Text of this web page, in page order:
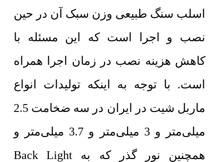
اسلب سنگ طبیعی وزن سبک آن در حین
نصب و اجرا است که این مسئله با
کاهش هزینه نصب در زمان اجرا همراه
است. با توجه به اینکه تولیدات انواع
ماربل شیت در ایران در سه ضخامت 2.5
میلی‌متر و 3 میلی‌متر و 3.7 میلی‌متر و
همچنین نور گذر که به Back Light